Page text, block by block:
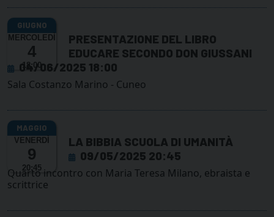
MERCOLEDÌ
4
18:00
PRESENTAZIONE DEL LIBRO
EDUCARE SECONDO DON GIUSSANI
04/06/2025 18:00
Sala Costanzo Marino - Cuneo
VENERDÌ
9
20:45
LA BIBBIA SCUOLA DI UMANITÀ
09/05/2025 20:45
Quarto incontro con Maria Teresa Milano, ebraista e
scrittrice